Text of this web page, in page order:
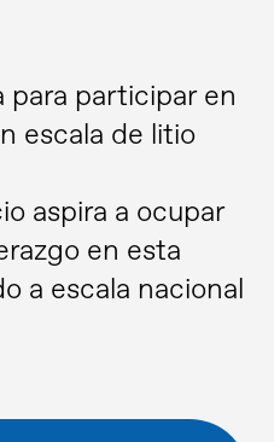
para participar en
escala de litio
aspira a ocupar
en esta
a escala nacional